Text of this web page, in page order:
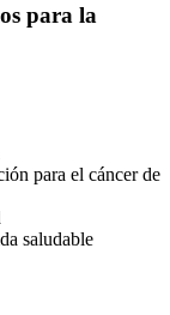
para la
para el cáncer de
saludable